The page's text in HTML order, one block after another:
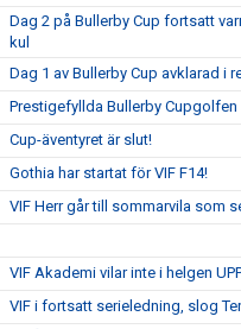
Dag 2 på Bullerby Cup fortsatt
kul
Dag 1 av Bullerby Cup avklarad i
Prestigefyllda Bullerby Cupgolfen
Cup-äventyret är slut!
Gothia har startat för VIF F14!
VIF Herr går till sommarvila som
VIF Akademi vilar inte i helgen
VIF i fortsatt serieledning, slog